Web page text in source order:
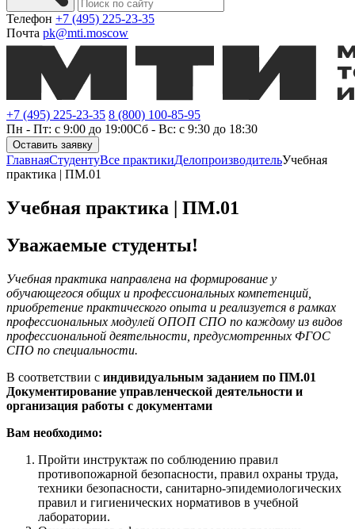
Телефон +7 (495) 225-23-35
Почта pk@mti.moscow
+7 (495) 225-23-35 8 (800) 100-85-95
Пн - Пт: с 9:00 до 19:00Сб - Вс: с 9:30 до 18:30
Оставить заявку
ГлавнаяСтудентуВсе практикиДелопроизводительУчебная
практика | ПМ.01
Учебная практика | ПМ.01
Уважаемые студенты!
Учебная практика направлена на формирование у
обучающегося общих и профессиональных компетенций,
приобретение практического опыта и реализуется в рамках
профессиональных модулей ОПОП СПО по каждому из видов
профессиональной деятельности, предусмотренных ФГОС
СПО по специальности.
В соответствии с индивидуальным заданием по ПМ.01
Документирование управленческой деятельности и
организация работы с документами
Вам необходимо:
Пройти инструктаж по соблюдению правил
противопожарной безопасности, правил охраны труда,
техники безопасности, санитарно-эпидемиологических
правил и гигиенических нормативов в учебной
лаборатории.